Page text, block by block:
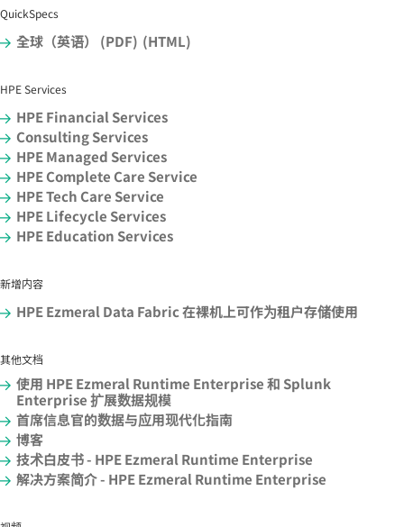
QuickSpecs
全球（英语） (PDF) (HTML)
HPE Services
HPE Financial Services
Consulting Services
HPE Managed Services
HPE Complete Care Service
HPE Tech Care Service
HPE Lifecycle Services
HPE Education Services
新增内容
HPE Ezmeral Data Fabric 在裸机上可作为租户存储使用
其他文档
使用 HPE Ezmeral Runtime Enterprise 和 Splunk
Enterprise 扩展数据规模
首席信息官的数据与应用现代化指南
博客
技术白皮书 - HPE Ezmeral Runtime Enterprise
解决方案简介 - HPE Ezmeral Runtime Enterprise